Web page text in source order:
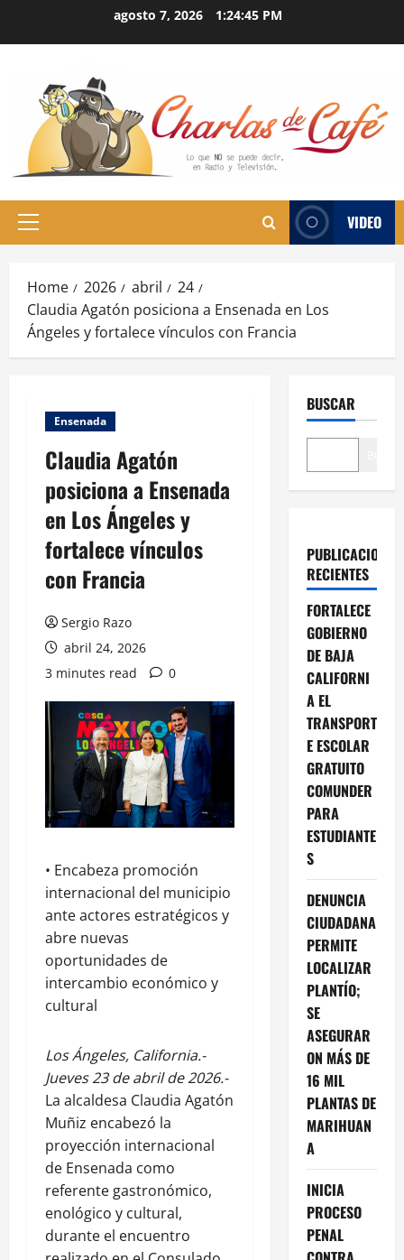
agosto 7, 2026 1:24:46 PM
Primary
VIDEO
Home 2026 abril
24
Claudia Agatón posiciona a Ensenada en Los
Ángeles y fortalece vínculos con Francia
Ensenada
Claudia Agatón
posiciona a Ensenada
en Los Ángeles y
fortalece vínculos
con Francia
Sergio Razo
abril 24, 2026
3 minutes read
0
• Encabeza promoción
internacional del municipio
ante actores estratégicos y
abre nuevas
oportunidades de
intercambio económico y
cultural
Los Ángeles, California.-
Jueves 23 de abril de 2026.-
La alcaldesa Claudia Agatón
Muñiz encabezó la
proyección internacional
de Ensenada como
referente gastronómico,
enológico y cultural,
durante el encuentro
BUSCAR
PUBLICACIONES
RECIENTES
FORTALECE
GOBIERNO
DE BAJA
CALIFORNI
A EL
TRANSPORT
E ESCOLAR
GRATUITO
COMUNDER
PARA
ESTUDIANTE
S
DENUNCIA
CIUDADANA
PERMITE
LOCALIZAR
PLANTÍO;
SE
ASEGURAR
ON MÁS DE
16 MIL
PLANTAS DE
MARIHUAN
A
INICIA
PROCESO
PENAL